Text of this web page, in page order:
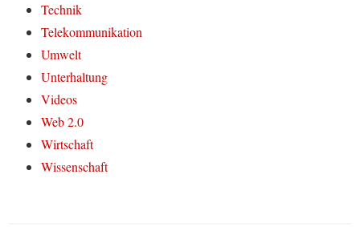
Technik
Telekommunikation
Umwelt
Unterhaltung
Videos
Web 2.0
Wirtschaft
Wissenschaft